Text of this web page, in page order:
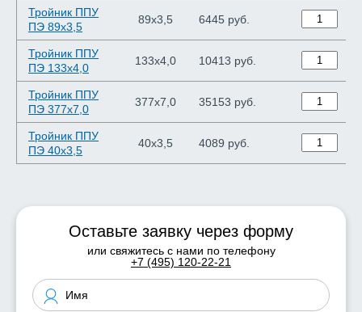
Тройник ППУ
ПЭ 89х3,5
89х3,5 6445 руб.
Тройник ППУ
ПЭ 133х4,0
133х4,0 10413 руб.
Тройник ППУ
ПЭ 377х7,0
377х7,0 35153 руб.
Тройник ППУ
ПЭ 40х3,5
40х3,5 4089 руб.
Оставьте заявку через форму
или свяжитесь с нами по телефону
+7 (495) 120-22-21